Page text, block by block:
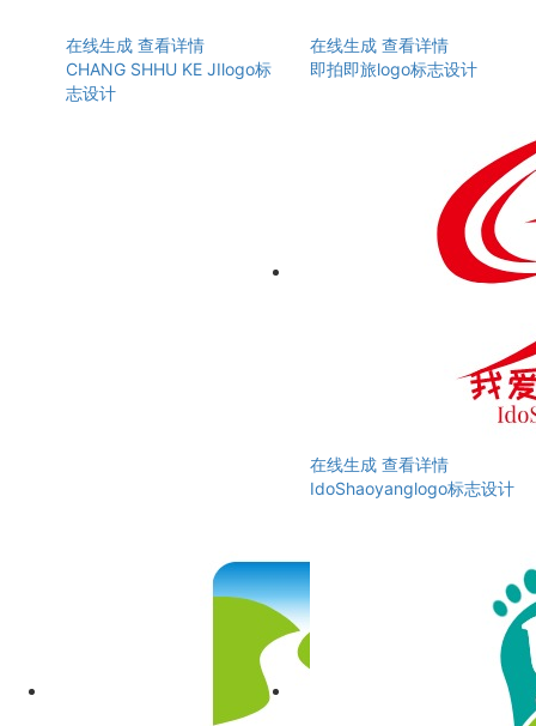
在线生成 查看详情
CHANG SHHU KE JIlogo标
志设计
在线生成 查看详情
即拍即旅logo标志设计
在线生成 查看详情
IdoShaoyanglogo标志设计